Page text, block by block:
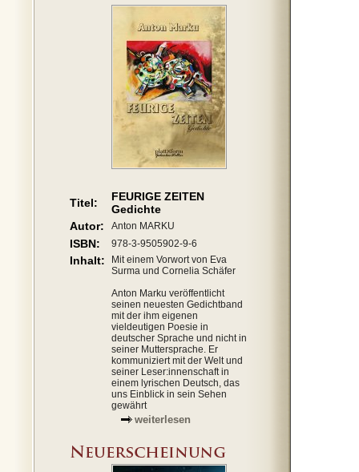
Titel:
FEURIGE ZEITEN
Gedichte
Autor:
Anton MARKU
ISBN: 978-3-9505902-9-6
Inhalt:
Mit einem Vorwort von Eva
Surma und Cornelia Schäfer
Anton Marku veröffentlicht
seinen neuesten Gedichtband
mit der ihm eigenen
vieldeutigen Poesie in
deutscher Sprache und nicht in
seiner Muttersprache. Er
kommuniziert mit der Welt und
seiner Leser:innenschaft in
einem lyrischen Deutsch, das
uns Einblick in sein Sehen
gewährt
weiterlesen